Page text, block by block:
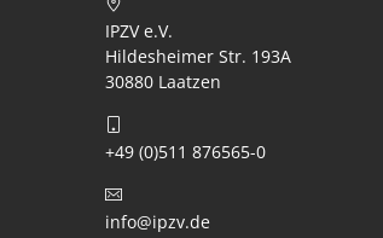
IPZV e.V.
Hildesheimer Str. 193A
30880 Laatzen
+49 (0)511 876565-0
info@ipzv.de